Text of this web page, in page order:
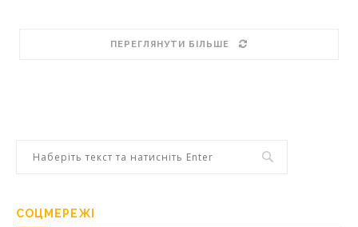
ПЕРЕГЛЯНУТИ БІЛЬШЕ
СОЦМЕРЕЖІ